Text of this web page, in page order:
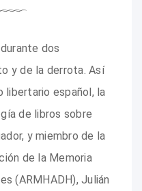
dos
y de la derrota. Así
libertario español, la
de libros sobre
y miembro de la
de la Memoria
(ARMHADH), Julián